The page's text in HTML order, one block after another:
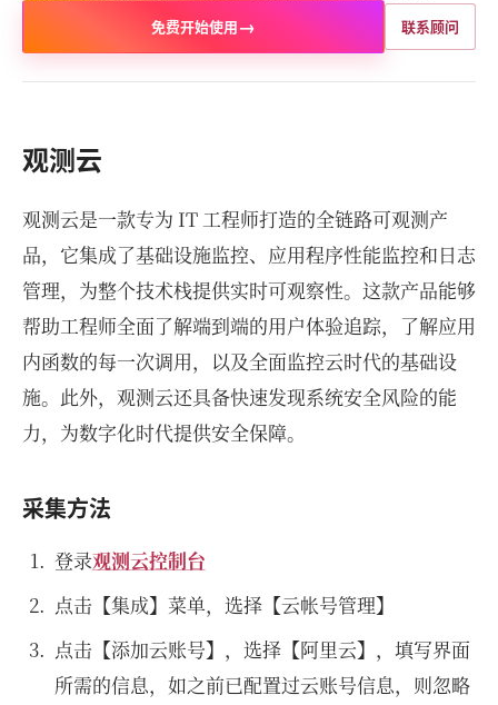
免费开始使用→ 联系顾问
观测云
观测云是一款专为 IT 工程师打造的全链路可观测产
品，它集成了基础设施监控、应用程序性能监控和日志
管理，为整个技术栈提供实时可观察性。这款产品能够
帮助工程师全面了解端到端的用户体验追踪，了解应用
内函数的每一次调用，以及全面监控云时代的基础设
施。此外，观测云还具备快速发现系统安全风险的能
力，为数字化时代提供安全保障。
采集方法
登录观测云控制台
点击【集成】菜单，选择【云帐号管理】
点击【添加云账号】，选择【阿里云】，填写界面
所需的信息，如之前已配置过云账号信息，则忽略